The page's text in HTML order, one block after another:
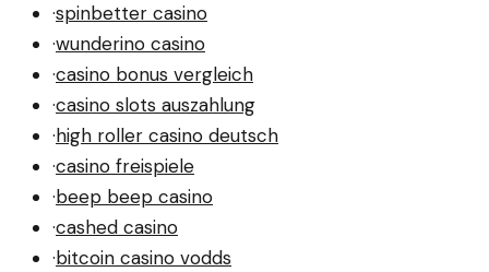
·spinbetter casino
·wunderino casino
·casino bonus vergleich
·casino slots auszahlung
·high roller casino deutsch
·casino freispiele
·beep beep casino
·cashed casino
·bitcoin casino vodds